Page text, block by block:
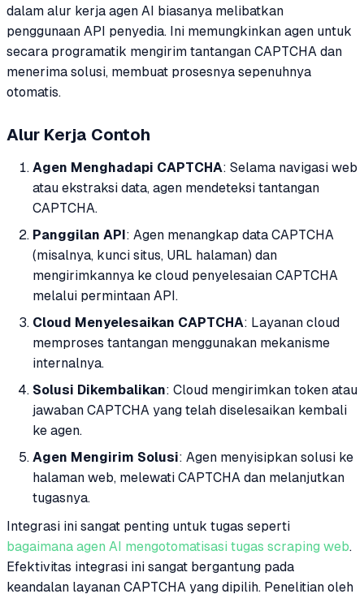
dalam alur kerja agen AI biasanya melibatkan
penggunaan API penyedia. Ini memungkinkan agen untuk
secara programatik mengirim tantangan CAPTCHA dan
menerima solusi, membuat prosesnya sepenuhnya
otomatis.
Alur Kerja Contoh
Agen Menghadapi CAPTCHA: Selama navigasi web
atau ekstraksi data, agen mendeteksi tantangan
CAPTCHA.
Panggilan API: Agen menangkap data CAPTCHA
(misalnya, kunci situs, URL halaman) dan
mengirimkannya ke cloud penyelesaian CAPTCHA
melalui permintaan API.
Cloud Menyelesaikan CAPTCHA: Layanan cloud
memproses tantangan menggunakan mekanisme
internalnya.
Solusi Dikembalikan: Cloud mengirimkan token atau
jawaban CAPTCHA yang telah diselesaikan kembali
ke agen.
Agen Mengirim Solusi: Agen menyisipkan solusi ke
halaman web, melewati CAPTCHA dan melanjutkan
tugasnya.
Integrasi ini sangat penting untuk tugas seperti
bagaimana agen AI mengotomatisasi tugas scraping web.
Efektivitas integrasi ini sangat bergantung pada
keandalan layanan CAPTCHA yang dipilih. Penelitian oleh